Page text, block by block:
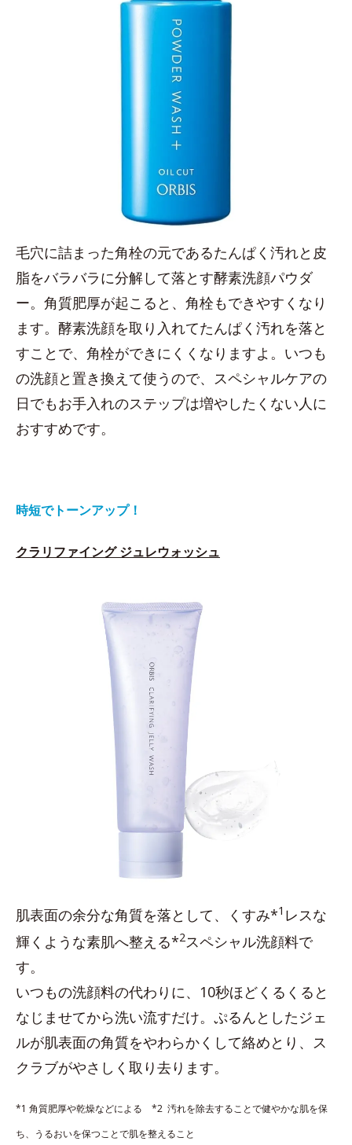
毛穴に詰まった角栓の元であるたんぱく汚れと皮
脂をバラバラに分解して落とす酵素洗顔パウダ
ー。角質肥厚が起こると、角栓もできやすくなり
ます。酵素洗顔を取り入れてたんぱく汚れを落と
すことで、角栓ができにくくなりますよ。いつも
の洗顔と置き換えて使うので、スペシャルケアの
日でもお手入れのステップは増やしたくない人に
おすすめです。
時短でトーンアップ！
クラリファイング ジュレウォッシュ
肌表面の余分な角質を落として、くすみ*1 レスな
輝くような素肌へ整える*2スペシャル洗顔料で
す。
いつもの洗顔料の代わりに、10秒ほどくるくると
なじませてから洗い流すだけ。ぷるんとしたジェ
ルが肌表面の角質をやわらかくして絡めとり、ス
クラブがやさしく取り去ります。
*1 角質肥厚や乾燥などによる *2 汚れを除去することで健やかな肌を保
ち、うるおいを保つことで肌を整えること